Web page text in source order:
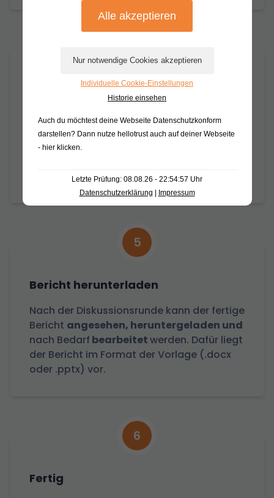
Notizen vorbereiten
Besonders wichtige Notizen können von
Moderator*innen in der Konferenz zu ihren
eigenenhinzugefügt und favorisiert
Bericht wiederzufinden.
5
Bericht herunterladen
Nach der Diskussionsrunde kann der fertige
Bericht angesehen, heruntergeladen und
nach Bedarf bearbeitetwerden. Dafür liegt
der Bericht im Format der Vorlage (.docx
oder .pptx) vor.
6
Fertig
Individuelle Cookie-Einstellungen
Historie einsehen
Auch du möchtest deine Webseite Datenschutzkonform
darstellen? Dann nutze hellotrust auch auf deiner Webseite
- hier klicken.
Letzte Prüfung: 08.08.26 - 22:54:57 Uhr
Datenschutzerklärung
Impressum